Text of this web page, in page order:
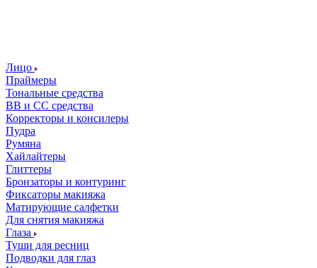
Лицо
Праймеры
Тональные средства
ВВ и СС средства
Корректоры и консилеры
Пудра
Румяна
Хайлайтеры
Глиттеры
Бронзаторы и контуринг
Фиксаторы макияжа
Матирующие салфетки
Для снятия макияжа
Глаза
Туши для ресниц
Подводки для глаз